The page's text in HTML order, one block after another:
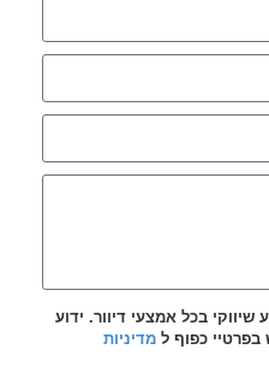
בכל אמצעי דיוור. ידוע
כפוף ל מדיניות